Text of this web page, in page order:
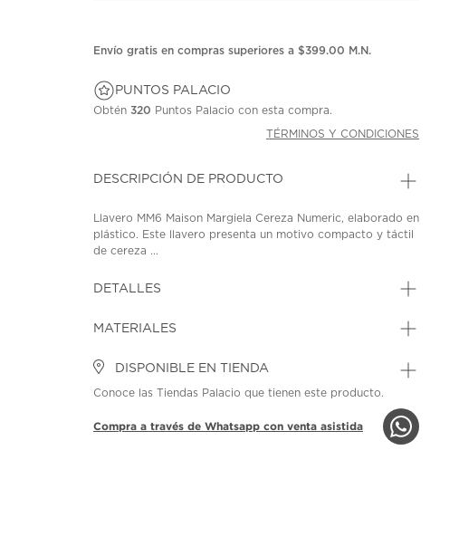
Envío gratis en compras superiores a $399.00 M.N.
PUNTOS PALACIO
Obtén320 Puntos Palacio con esta compra.
TÉRMINOS Y CONDICIONES
DESCRIPCIÓN DE PRODUCTO
Llavero MM6 Maison Margiela Cereza Numeric, elaborado en
plástico. Este llavero presenta un motivo compacto y táctil
de cereza ...
DETALLES
MATERIALES
DISPONIBLE EN TIENDA
Conoce las Tiendas Palacio que tienen este producto.
Compra a través de Whatsapp con venta asistida